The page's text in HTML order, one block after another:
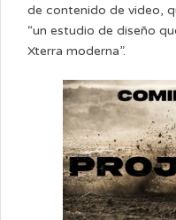
de contenido de video,
“un estudio de diseño
Xterra moderna”.